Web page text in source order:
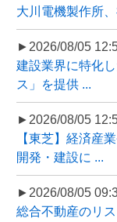
大川電機製作所
►2026/08/05
建設業界に特化
ス」を提供 ...
►2026/08/05
【東芝】経済産
開発・建設に ...
►2026/08/05
総合不動産のリ